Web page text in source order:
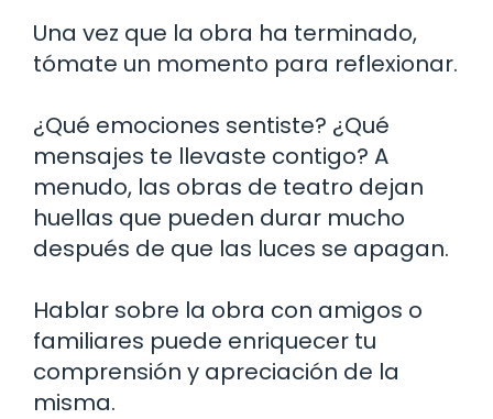
Una vez que la obra ha terminado,
tómate un momento para reflexionar.
¿Qué emociones sentiste? ¿Qué
mensajes te llevaste contigo? A
menudo, las obras de teatro dejan
huellas que pueden durar mucho
después de que las luces se apagan.
Hablar sobre la obra con amigos o
familiares puede enriquecer tu
comprensión y apreciación de la
misma.